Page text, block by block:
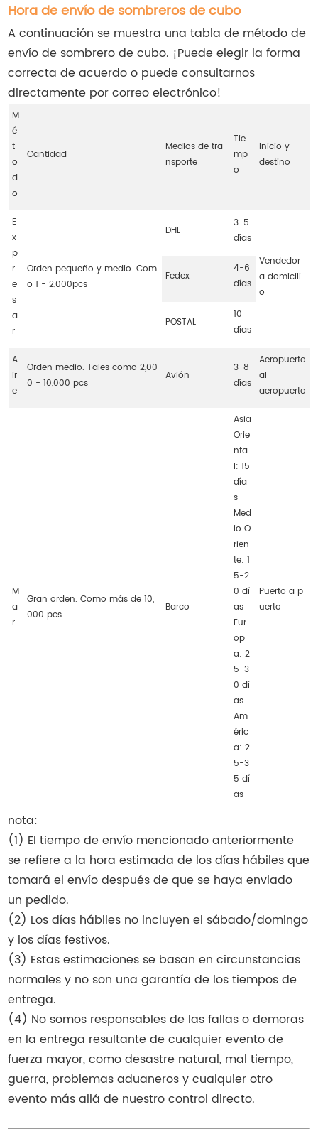
Hora de envío de sombreros de cubo
A continuación se muestra una tabla de método de
envío de sombrero de cubo. ¡Puede elegir la forma
correcta de acuerdo o puede consultarnos
directamente por correo electrónico!
M
é
t
o
d
o
Cantidad
Medios de tra
nsporte
Tie
mp
o
Inicio y
destino
E
x
p
r
e
s
a
r
Orden pequeño y medio. Com
o 1 - 2,000pcs
DHL
3-5
días
Vendedor
a domicili
o
Fedex
4-6
días
POSTAL
10
días
A
ir
e
Orden medio. Tales como 2,00
0 - 10,000 pcs
Avión
3-8
días
Aeropuerto
al
aeropuerto
M
a
r
Gran orden. Como más de 10,
000 pcs
Barco
Asia
Orie
nta
l: 15
día
s
Med
io O
rien
te: 1
5-2
0 dí
as
Eur
op
a: 2
5-3
0 dí
as
Am
éric
a: 2
5-3
5 dí
as
Puerto a p
uerto
nota:
(1) El tiempo de envío mencionado anteriormente
se refiere a la hora estimada de los días hábiles que
tomará el envío después de que se haya enviado
un pedido.
(2) Los días hábiles no incluyen el sábado/domingo
y los días festivos.
(3) Estas estimaciones se basan en circunstancias
normales y no son una garantía de los tiempos de
entrega.
(4) No somos responsables de las fallas o demoras
en la entrega resultante de cualquier evento de
fuerza mayor, como desastre natural, mal tiempo,
guerra, problemas aduaneros y cualquier otro
evento más allá de nuestro control directo.